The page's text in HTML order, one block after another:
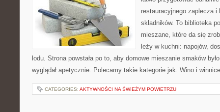
restauracyjnego zaplecza
składników. To biblioteka
mieszane, które da się
leży w kuchni: napojów,
lodu. Strona powstała po to, aby domowe mieszanie smaków
wyglądał apetycznie. Polecamy takie kategorie jak: Wino i
CATEGORIES: AKTYWNOŚCI NA ŚWIEŻYM POWIETRZU